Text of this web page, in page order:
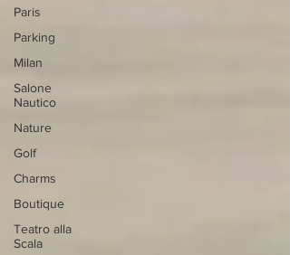
Paris
Parking
Milan
Salone
Nautico
Nature
Golf
Charms
Boutique
Teatro alla
Scala